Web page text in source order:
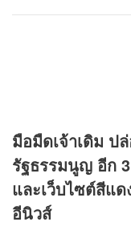
มือมืดเจ้าเดิม ป
รัฐธรรมนูญ อีก
และเว็บไซต์สีแ
อีนิวส์